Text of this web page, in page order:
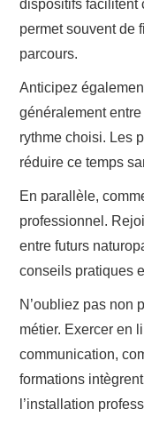
dispositifs facilitent
permet souvent de
parcours.
Anticipez
généralement
rythme choisi. Les
réduire ce temps
En parallèle,
professionnel.
entre futurs
conseils pratiques
N’oubliez pas non
métier. Exercer en
communication,
formations
l’installation